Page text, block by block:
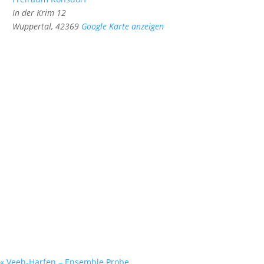
In der Krim 12
Wuppertal, 42369 Google Karte anzeigen